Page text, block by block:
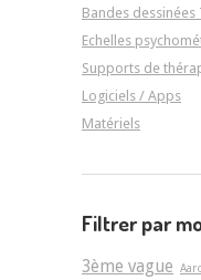
Bandes
Echelles
Supports de
Logiciels / Apps
Matériels
Filtrer par
3ème vague